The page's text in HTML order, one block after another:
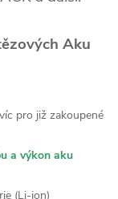
Aku
pro již zakoupené
a výkon aku
(Li-ion)